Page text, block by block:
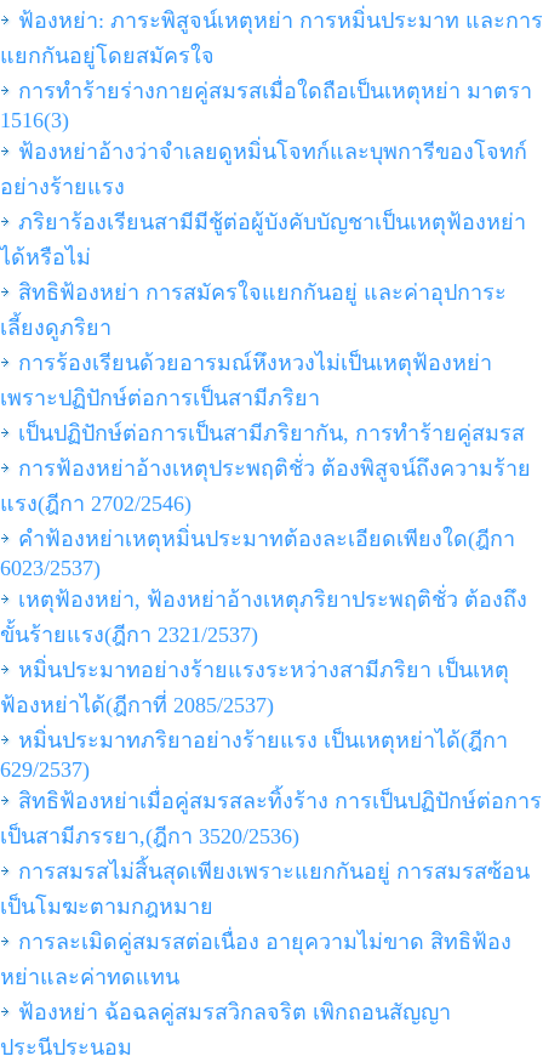
ฟ้องหย่า: ภาระพิสูจน์เหตุหย่า การหมิ่นประมาท และการ
แยกกันอยู่โดยสมัครใจ
การทำร้ายร่างกายคู่สมรสเมื่อใดถือเป็นเหตุหย่า มาตรา
1516(3)
ฟ้องหย่าอ้างว่าจำเลยดูหมิ่นโจทก์และบุพการีของโจทก์
อย่างร้ายแรง
ภริยาร้องเรียนสามีมีชู้ต่อผู้บังคับบัญชาเป็นเหตุฟ้องหย่า
ได้หรือไม่
สิทธิฟ้องหย่า การสมัครใจแยกกันอยู่ และค่าอุปการะ
เลี้ยงดูภริยา
การร้องเรียนด้วยอารมณ์หึงหวงไม่เป็นเหตุฟ้องหย่า
เพราะปฏิปักษ์ต่อการเป็นสามีภริยา
เป็นปฏิปักษ์ต่อการเป็นสามีภริยากัน, การทำร้ายคู่สมรส
การฟ้องหย่าอ้างเหตุประพฤติชั่ว ต้องพิสูจน์ถึงความร้าย
แรง(ฎีกา 2702/2546)
คำฟ้องหย่าเหตุหมิ่นประมาทต้องละเอียดเพียงใด(ฎีกา
6023/2537)
เหตุฟ้องหย่า, ฟ้องหย่าอ้างเหตุภริยาประพฤติชั่ว ต้องถึง
ขั้นร้ายแรง(ฎีกา 2321/2537)
หมิ่นประมาทอย่างร้ายแรงระหว่างสามีภริยา เป็นเหตุ
ฟ้องหย่าได้(ฎีกาที่ 2085/2537)
หมิ่นประมาทภริยาอย่างร้ายแรง เป็นเหตุหย่าได้(ฎีกา
629/2537)
สิทธิฟ้องหย่าเมื่อคู่สมรสละทิ้งร้าง การเป็นปฏิปักษ์ต่อการ
เป็นสามีภรรยา,(ฎีกา 3520/2536)
การสมรสไม่สิ้นสุดเพียงเพราะแยกกันอยู่ การสมรสซ้อน
เป็นโมฆะตามกฎหมาย
การละเมิดคู่สมรสต่อเนื่อง อายุความไม่ขาด สิทธิฟ้อง
หย่าและค่าทดแทน
ฟ้องหย่า ฉ้อฉลคู่สมรสวิกลจริต เพิกถอนสัญญา
ประนีประนอม